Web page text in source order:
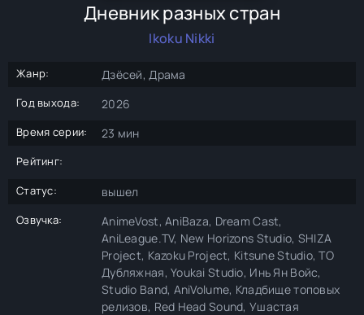
Дневник разных стран
Ikoku Nikki
Жанр: Дзёсей, Драма
Год выхода: 2026
Время серии: 23 мин
Рейтинг:
Статус:
вышел
Озвучка:
AnimeVost, AniBaza, Dream Cast,
AniLeague.TV, New Horizons Studio, SHIZA
Project, Kazoku Project, Kitsune Studio, ТО
Дубляжная, Youkai Studio, Инь Ян Войс,
Studio Band, AniVolume, Кладбище топовых
релизов, Red Head Sound, Ушастая